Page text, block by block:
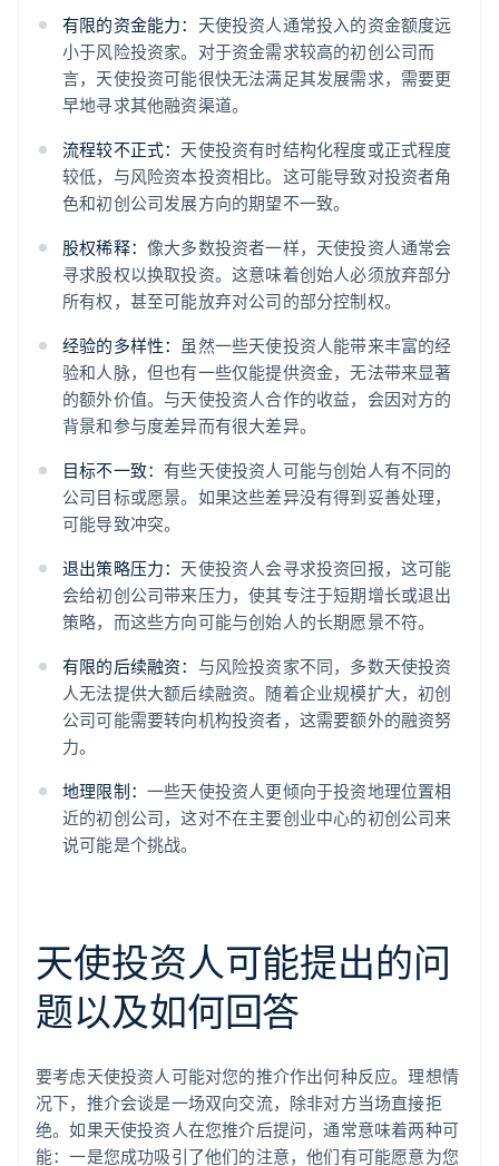
有限的资金能力： 天使投资人通常投入的资金额度远
小于风险投资家。对于资金需求较高的初创公司而
言，天使投资可能很快无法满足其发展需求，需要更
早地寻求其他融资渠道。
流程较不正式： 天使投资有时结构化程度或正式程度
较低，与风险资本投资相比。这可能导致对投资者角
色和初创公司发展方向的期望不一致。
股权稀释： 像大多数投资者一样，天使投资人通常会
寻求股权以换取投资。这意味着创始人必须放弃部分
所有权，甚至可能放弃对公司的部分控制权。
经验的多样性： 虽然一些天使投资人能带来丰富的经
验和人脉，但也有一些仅能提供资金，无法带来显著
的额外价值。与天使投资人合作的收益，会因对方的
背景和参与度差异而有很大差异。
目标不一致：有些天使投资人可能与创始人有不同的
公司目标或愿景。如果这些差异没有得到妥善处理，
可能导致冲突。
退出策略压力： 天使投资人会寻求投资回报，这可能
会给初创公司带来压力，使其专注于短期增长或退出
策略，而这些方向可能与创始人的长期愿景不符。
有限的后续融资： 与风险投资家不同，多数天使投资
人无法提供大额后续融资。随着企业规模扩大，初创
公司可能需要转向机构投资者，这需要额外的融资努
力。
地理限制： 一些天使投资人更倾向于投资地理位置相
近的初创公司，这对不在主要创业中心的初创公司来
说可能是个挑战。
天使投资人可能提出的问
题以及如何回答
要考虑天使投资人可能对您的推介作出何种反应。理想情
况下，推介会谈是一场双向交流，除非对方当场直接拒
绝。如果天使投资人在您推介后提问，通常意味着两种可
能：一是您成功吸引了他们的注意，他们有可能愿意为您